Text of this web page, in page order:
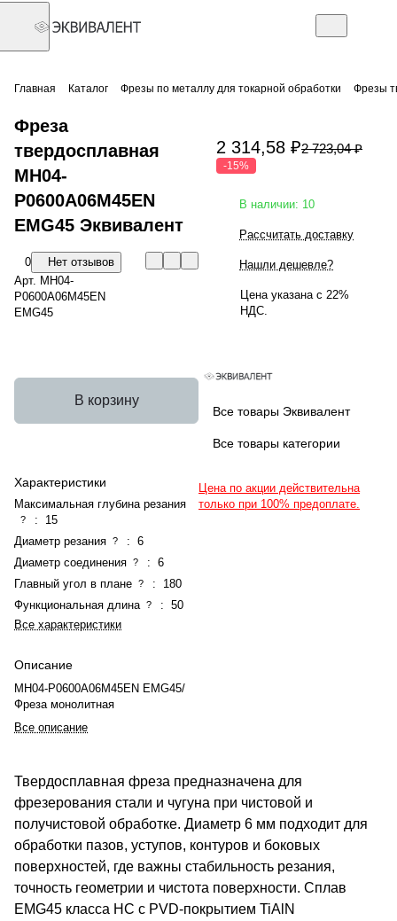
Главная Каталог Фрезы по металлу для токарной обработки Фрезы
Фреза
твердосплавная
MH04-
P0600A06M45EN
EMG45 Эквивалент
0
Нет отзывов
Арт. MH04-
P0600A06M45EN
EMG45
В корзину
Характеристики
Максимальная глубина резания
? :
15
Диаметр резания ? : 6
Диаметр соединения ? : 6
Главный угол в плане ? :
180
Функциональная длина ? : 50
Все характеристики
Описание
MH04-P0600A06M45EN EMG45/
Фреза монолитная
Все описание
2 314,58 ₽2 723,04 ₽
-15%
В наличии: 10
Рассчитать доставку
Нашли дешевле?
Цена указана с 22%
НДС.
Все товары Эквивалент
Все товары категории
Цена по акции действительна
только при 100% предоплате.
Твердосплавная фреза предназначена для
фрезерования стали и чугуна при чистовой и
получистовой обработке. Диаметр 6 мм подходит для
обработки пазов, уступов, контуров и боковых
поверхностей, где важны стабильность резания,
точность геометрии и чистота поверхности. Сплав
EMG45 класса HC с PVD-покрытием TiAlN